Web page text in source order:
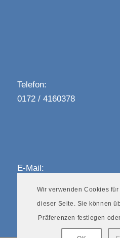
Telefon:
0172 / 4160378‬
E-Mail:
Wir verwenden Cookies
dieser Seite. Sie können
Präferenzen festlegen